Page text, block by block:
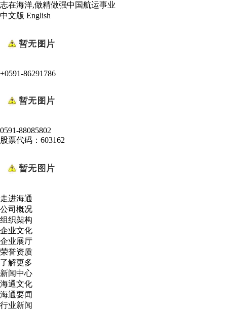
志在海洋,做精做强中国航运事业
中文版 English
+0591-86291786
0591-88085802
股票代码：603162
走进海通
公司概况
组织架构
企业文化
企业展厅
荣誉资质
了解更多
新闻中心
海通文化
海通要闻
行业新闻